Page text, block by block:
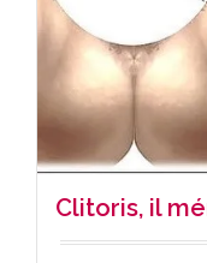
Clitoris, il